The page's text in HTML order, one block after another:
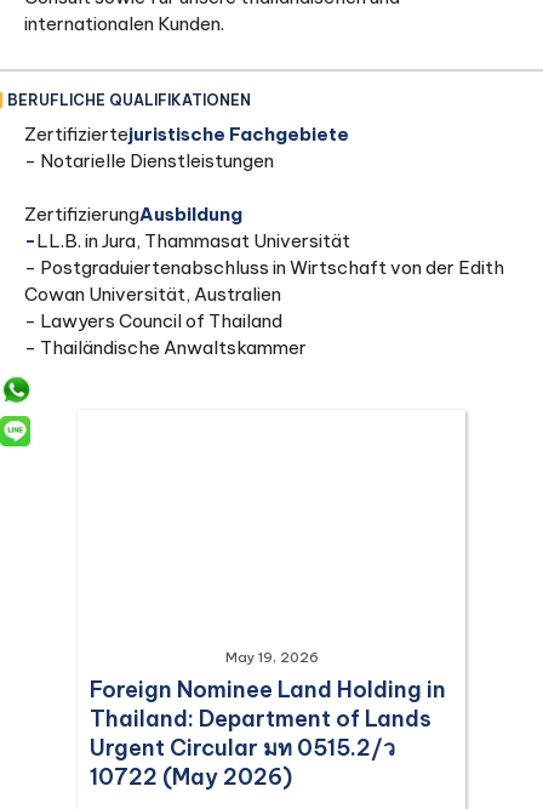
internationalen Kunden.
BERUFLICHE QUALIFIKATIONEN
‍Zertifiziertejuristische Fachgebiete
- Notarielle Dienstleistungen
‍ZertifizierungAusbildung
‍-LL.B. in Jura, Thammasat Universität
- Postgraduiertenabschluss in Wirtschaft von der Edith
Cowan Universität, Australien
- Lawyers Council of Thailand
- Thailändische Anwaltskammer
May 19, 2026
Foreign Nominee Land Holding in
Thailand: Department of Lands
Urgent Circular มท 0515.2/ว
10722 (May 2026)